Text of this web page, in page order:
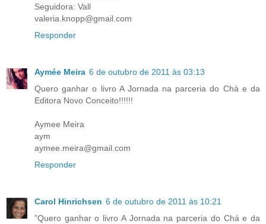
Seguidora: Vall
valeria.knopp@gmail.com
Responder
Aymée Meira 6 de outubro de 2011 às 03:13
Quero ganhar o livro A Jornada na parceria do Chá e da
Editora Novo Conceito!!!!!!
Aymee Meira
aym
aymee.meira@gmail.com
Responder
Carol Hinrichsen 6 de outubro de 2011 às 10:21
"Quero ganhar o livro A Jornada na parceria do Chá e da